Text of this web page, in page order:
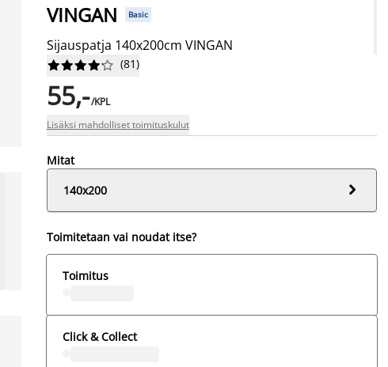
VINGAN Basic
Sijauspatja 140x200cm VINGAN





 (81)
55,-/KPL
Lisäksi mahdolliset toimituskulut
Mitat
140x200

Toimitetaan vai noudat itse?
Toimitus
Click & Collect